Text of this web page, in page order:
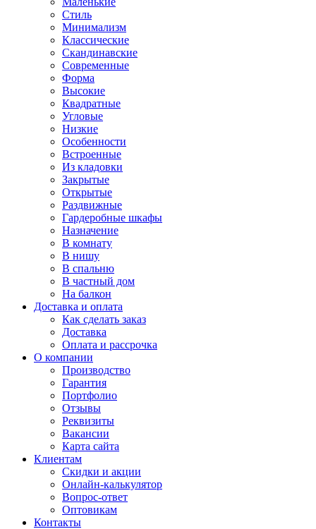
Стиль
Минимализм
Классические
Скандинавские
Современные
Форма
Высокие
Квадратные
Угловые
Низкие
Особенности
Встроенные
Из кладовки
Закрытые
Открытые
Раздвижные
Гардеробные шкафы
Назначение
В комнату
В нишу
В спальню
В частный дом
На балкон
Доставка и оплата
Как сделать заказ
Доставка
Оплата и рассрочка
О компании
Производство
Гарантия
Портфолио
Отзывы
Реквизиты
Вакансии
Карта сайта
Клиентам
Скидки и акции
Онлайн-калькулятор
Вопрос-ответ
Оптовикам
Контакты